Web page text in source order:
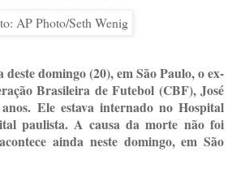
domingo (20), em São Paulo, o ex-
Brasileira de Futebol (CBF), José
Ele estava internado no Hospital
paulista. A causa da morte não foi
ainda neste domingo, em São